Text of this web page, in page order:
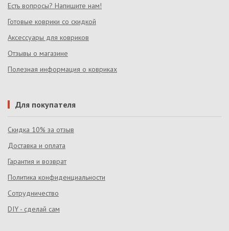
Есть вопросы? Напишите нам!
Готовые коврики со скидкой
Аксессуары для ковриков
Отзывы о магазине
Полезная информация о ковриках
Для покупателя
Скидка 10% за отзыв
Доставка и оплата
Гарантия и возврат
Политика конфиденциальности
Сотрудничество
DIY - сделай сам